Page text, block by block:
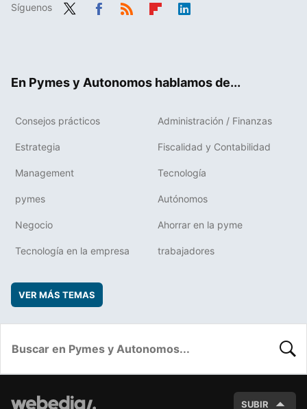
Síguenos
En Pymes y Autonomos hablamos de...
Consejos prácticos Administración / Finanzas
Estrategia Fiscalidad y Contabilidad
Management Tecnología
pymes Autónomos
Negocio Ahorrar en la pyme
Tecnología en la empresa trabajadores
VER MÁS TEMAS
SUBIR